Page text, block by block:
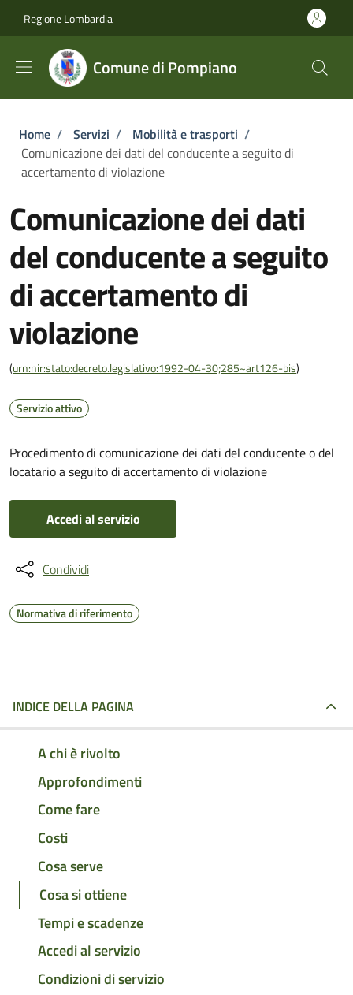
Regione Lombardia
Comune di Pompiano
Briciole di pane
Home / Servizi / Mobilità e trasporti /
Comunicazione dei dati del conducente a seguito di
accertamento di violazione
Comunicazione dei dati
del conducente a seguito
di accertamento di
violazione
(urn:nir:stato:decreto.legislativo:1992-04-30;285~art126-bis)
Servizio attivo
Procedimento di comunicazione dei dati del conducente o del
locatario a seguito di accertamento di violazione
Accedi al servizio
Condividi
Normativa di riferimento
INDICE DELLA PAGINA
A chi è rivolto
Approfondimenti
Come fare
Costi
Cosa serve
Cosa si ottiene
Tempi e scadenze
Accedi al servizio
Condizioni di servizio